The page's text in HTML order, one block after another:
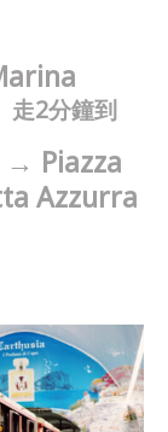
走2分鐘到
→ Piazza
Azzurra